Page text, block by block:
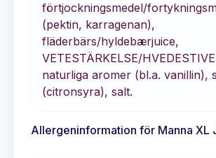
förtjockningsmedel/
(pektin, karragenan),
fläderbärs/hyldebærjuice,
VETESTÄRKELSE/
naturliga aromer (bl.a. vanillin),
(citronsyra), salt.
Allergeninformation för Manna XL